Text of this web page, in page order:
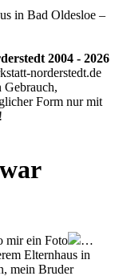
in Bad Oldesloe –
2004 - 2026
norderstedt.de
Gebrauch,
Form nur mit
mir ein Foto
…
Elternhaus in
mein Bruder